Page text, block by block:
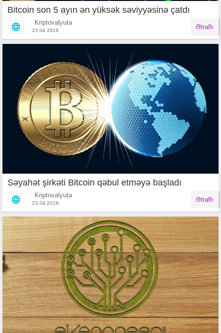
Bitcoin son 5 ayın ən yüksək səviyyəsinə çatdı
Kriptovalyuta
23.04.2019 Ətraflı
Səyahət şirkəti Bitcoin qəbul etməyə başladı
Kriptovalyuta
23.04.2019 Ətraflı